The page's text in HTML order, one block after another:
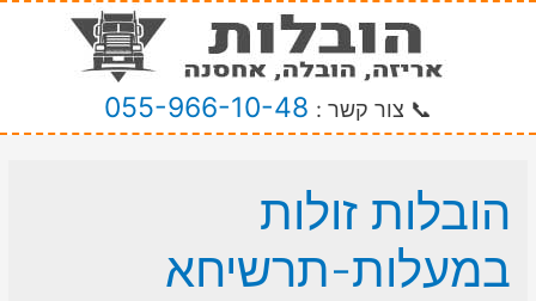
📞 צור קשר : 055-966-10-48
הובלות זולות
במעלות-תרשיחא